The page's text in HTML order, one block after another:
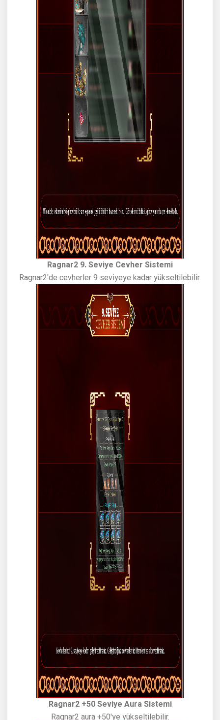
Ragnar2 9. Seviye Cevher Sistemi
Ragnar2'de cevherler 9 seviyeye kadar yükseltilebilir.
Ragnar2 +50 Seviye Aura Sistemi
Ragnar2 aura +50'ye yükseltilebilir.